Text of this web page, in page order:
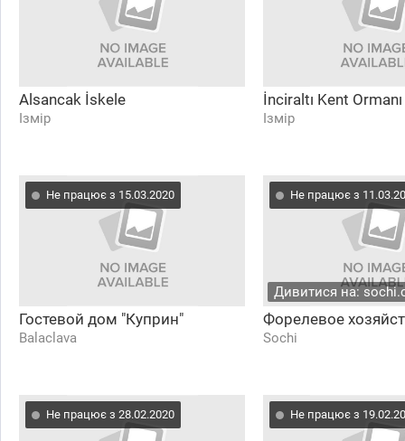
Alsancak İskele
Ізмір
İnciraltı Kent Ormanı
Ізмір
Не працює з 15.03.2020
Гостевой дом "Куприн"
Balaclava
Не працює з
Дивитися на:
Форелевое
Sochi
Не працює з 28.02.2020 Не працює з